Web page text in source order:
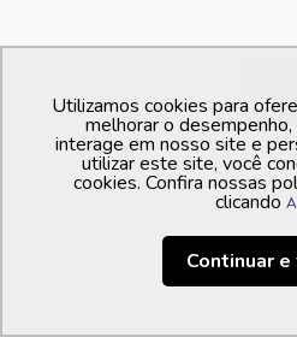
1
Utilizamos cookies para
melhorar o
interage em nosso site e
utilizar este site, você
cookies. Confira nossas
clicando
Continuar